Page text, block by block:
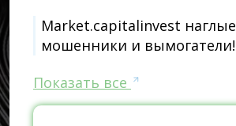
Market.capitalinvest наглые
мошенники и вымогатели!
Показать все